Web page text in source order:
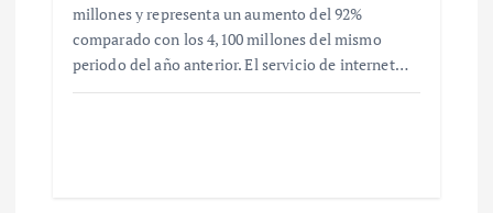
millones y representa un aumento del 92%
comparado con los 4,100 millones del mismo
periodo del año anterior. El servicio de internet…